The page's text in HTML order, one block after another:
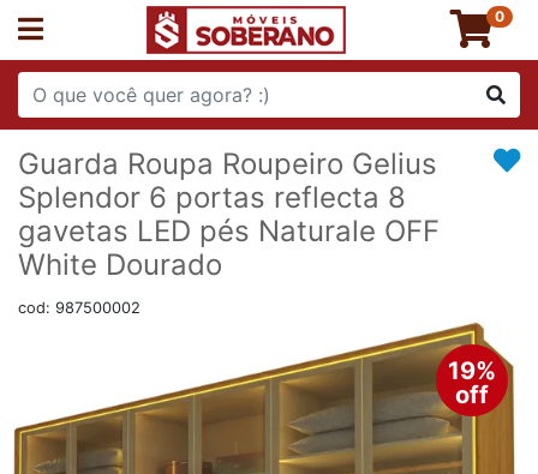
0
Guarda Roupa Roupeiro Gelius
Splendor 6 portas reflecta 8
gavetas LED pés Naturale OFF
White Dourado
cod: 987500002
19%
off